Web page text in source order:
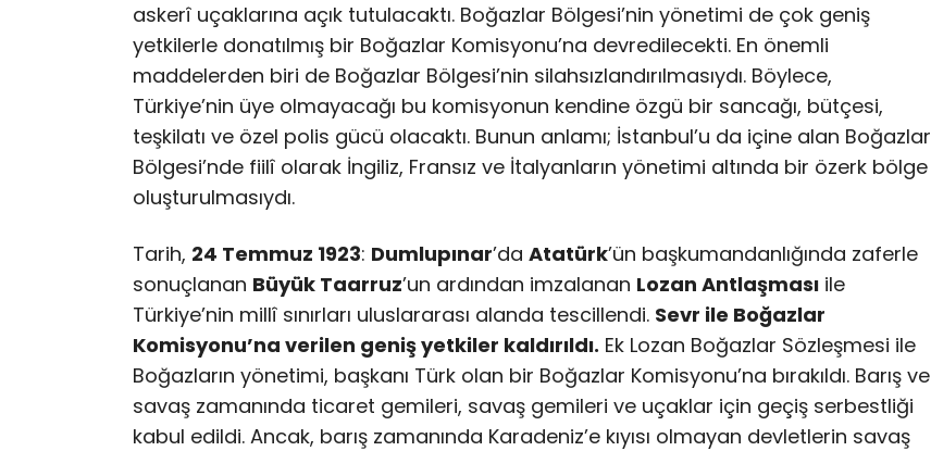
askerî uçaklarına açık tutulacaktı. Boğazlar Bölgesi’nin yönetimi de çok geniş
yetkilerle donatılmış bir Boğazlar Komisyonu’na devredilecekti. En önemli
maddelerden biri de Boğazlar Bölgesi’nin silahsızlandırılmasıydı. Böylece,
Türkiye’nin üye olmayacağı bu komisyonun kendine özgü bir sancağı, bütçesi,
teşkilatı ve özel polis gücü olacaktı. Bunun anlamı; İstanbul’u da içine alan Boğazlar
Bölgesi’nde fiilî olarak İngiliz, Fransız ve İtalyanların yönetimi altında bir özerk bölge
oluşturulmasıydı.
Tarih, 24 Temmuz 1923: Dumlupınar’da Atatürk’ün başkumandanlığında zaferle
sonuçlanan Büyük Taarruz’un ardından imzalanan Lozan Antlaşması ile
Türkiye’nin millî sınırları uluslararası alanda tescillendi. Sevr ile Boğazlar
Komisyonu’na verilen geniş yetkiler kaldırıldı. Ek Lozan Boğazlar Sözleşmesi ile
Boğazların yönetimi, başkanı Türk olan bir Boğazlar Komisyonu’na bırakıldı. Barış ve
savaş zamanında ticaret gemileri, savaş gemileri ve uçaklar için geçiş serbestliği
kabul edildi. Ancak, barış zamanında Karadeniz’e kıyısı olmayan devletlerin savaş